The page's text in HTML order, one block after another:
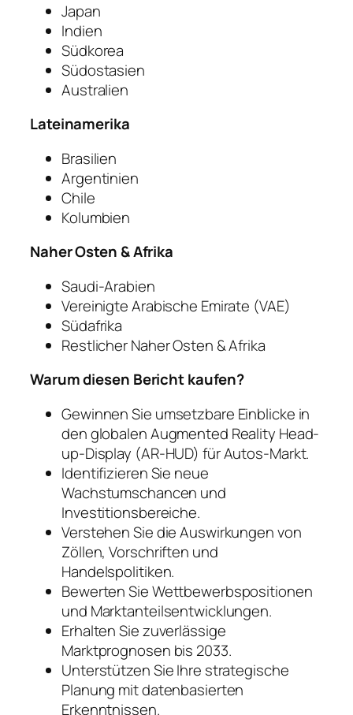
Japan
Indien
Südkorea
Südostasien
Australien
Lateinamerika
Brasilien
Argentinien
Chile
Kolumbien
Naher Osten & Afrika
Saudi-Arabien
Vereinigte Arabische Emirate (VAE)
Südafrika
Restlicher Naher Osten & Afrika
Warum diesen Bericht kaufen?
Gewinnen Sie umsetzbare Einblicke in
den globalen Augmented Reality Head-
up-Display (AR-HUD) für Autos-Markt.
Identifizieren Sie neue
Wachstumschancen und
Investitionsbereiche.
Verstehen Sie die Auswirkungen von
Zöllen, Vorschriften und
Handelspolitiken.
Bewerten Sie Wettbewerbspositionen
und Marktanteilsentwicklungen.
Erhalten Sie zuverlässige
Marktprognosen bis 2033.
Unterstützen Sie Ihre strategische
Planung mit datenbasierten
Erkenntnissen.